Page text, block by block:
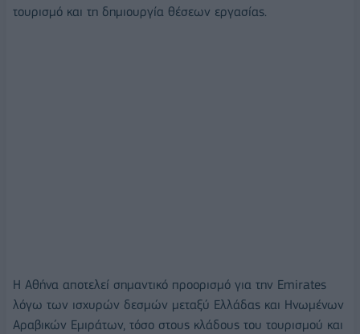
τουρισμό και τη δημιουργία θέσεων εργασίας.
Η Αθήνα αποτελεί σημαντικό προορισμό για την Emirates
λόγω των ισχυρών δεσμών μεταξύ Ελλάδας και Ηνωμένων
Αραβικών Εμιράτων, τόσο στους κλάδους του τουρισμού και